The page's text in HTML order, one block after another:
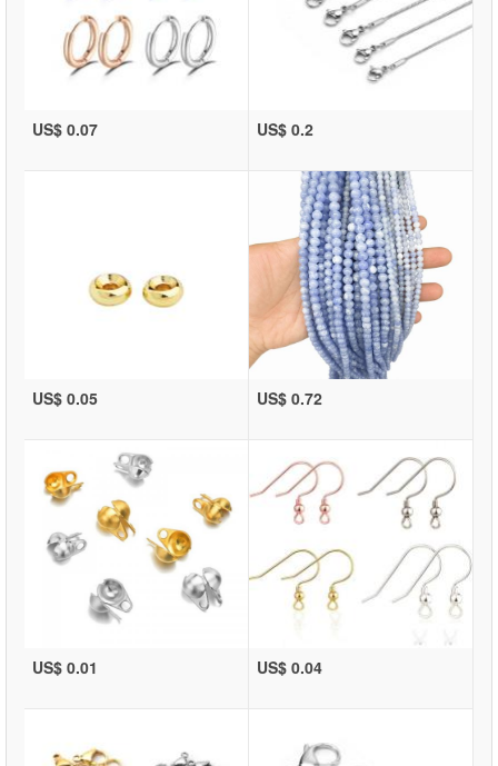
US$ 0.07 US$ 0.2
US$ 0.05 US$ 0.72
US$ 0.01 US$ 0.04